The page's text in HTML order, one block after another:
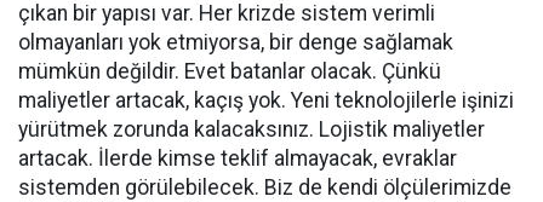
çıkan bir yapısı var. Her krizde sistem verimli
olmayanları yok etmiyorsa, bir denge sağlamak
mümkün değildir. Evet batanlar olacak. Çünkü
maliyetler artacak, kaçış yok. Yeni teknolojilerle işinizi
yürütmek zorunda kalacaksınız. Lojistik maliyetler
artacak. İlerde kimse teklif almayacak, evraklar
sistemden görülebilecek. Biz de kendi ölçülerimizde